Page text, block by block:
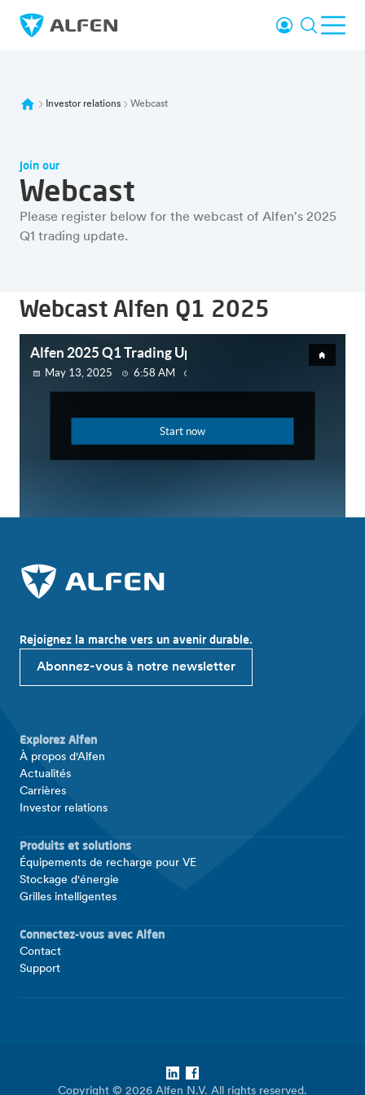
Sauter au contenu principal
Alfen Se connecter
Investor relations Webcast
Join our
Webcast
Please register below for the webcast of Alfen's 2025
Q1 trading update.
Webcast Alfen Q1 2025
Rejoignez la marche vers un avenir durable.
Abonnez-vous à notre newsletter
Explorez Alfen
À propos d'Alfen
Actualités
Carrières
Investor relations
Produits et solutions
Équipements de recharge pour VE
Stockage d'énergie
Grilles intelligentes
Connectez-vous avec Alfen
Contact
Support
Copyright © 2026 Alfen N.V. All rights reserved.
LinkedIn